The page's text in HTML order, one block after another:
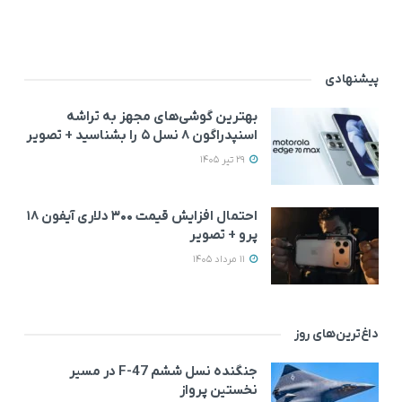
پیشنهادی
بهترین گوشی‌های مجهز به تراشه
اسنپدراگون ۸ نسل ۵ را بشناسید + تصویر
احتمال افزایش قیمت ۳۰۰ دلاری آیفون ۱۸
پرو + تصویر
داغ‌ترین‌های روز
جنگنده نسل ششم F-47 در مسیر
نخستین پرواز